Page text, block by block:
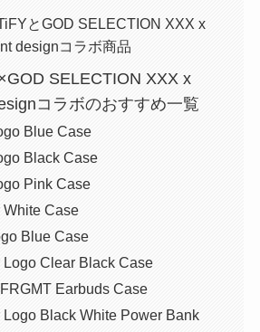
とGOD SELECTION XXX x
designコラボ商品
SELECTION XXX x
コラボのおすすめ一覧
Blue Case
Black Case
Pink Case
White Case
Blue Case
Logo Clear Black Case
Earbuds Case
Logo Black White Power Bank